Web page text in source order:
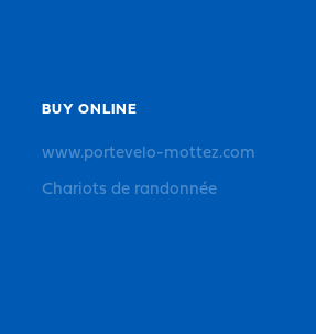
BUY ONLINE
www.portevelo-mottez.com
Chariots de randonnée